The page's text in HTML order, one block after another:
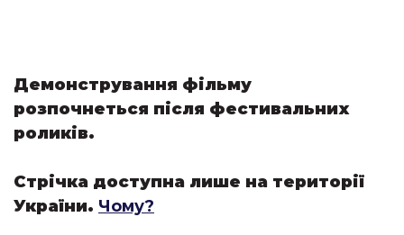
Демонстрування фільму
розпочнеться після фестивальних
роликів.
Стрічка доступна лише на території
України. Чому?